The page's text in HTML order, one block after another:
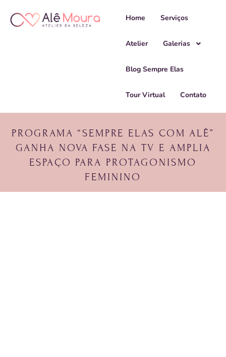
Home Serviços
Atelier Galerias
Blog Sempre Elas
Tour Virtual Contato
PROGRAMA “SEMPRE ELAS COM ALÊ”
GANHA NOVA FASE NA TV E AMPLIA
ESPAÇO PARA PROTAGONISMO
FEMININO